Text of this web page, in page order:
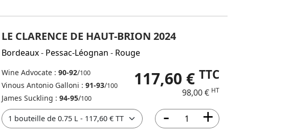
LE CLARENCE DE HAUT-BRION 2024
Bordeaux- Pessac-Léognan - Rouge
Wine Advocate : 90-92/100
Vinous Antonio Galloni : 91-93/100
James Suckling : 94-95/100
117,60 € TTC
98,00 € HT